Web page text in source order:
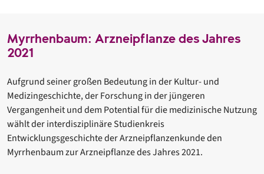
Myrrhenbaum: Arzneipflanze des Jahres
2021
Aufgrund seiner großen Bedeutung in der Kultur- und
Medizingeschichte, der Forschung in der jüngeren
Vergangenheit und dem Potential für die medizinische Nutzung
wählt der interdisziplinäre Studienkreis
Entwicklungsgeschichte der Arzneipflanzenkunde den
Myrrhenbaum zur Arzneipflanze des Jahres 2021.